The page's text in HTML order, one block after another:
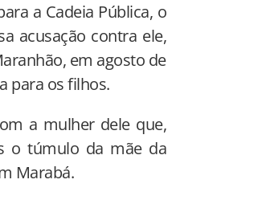
a Cadeia Pública, o
acusação contra ele,
em agosto de
para os filhos.
a mulher dele que,
o túmulo da mãe da
Marabá.